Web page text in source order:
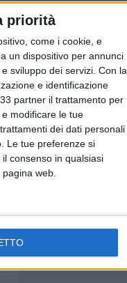
priorità
come i cookie, e
un dispositivo per annunci
sviluppo dei servizi. Con la
e identificazione
partner il trattamento per
modificare le tue
dei dati personali
Le tue preferenze si
consenso in qualsiasi
web.